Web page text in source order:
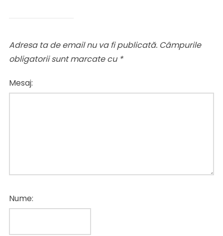
Adresa ta de email nu va fi publicată. Câmpurile
obligatorii sunt marcate cu *
Mesaj:
Nume: